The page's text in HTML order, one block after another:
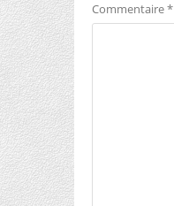
Commentaire*